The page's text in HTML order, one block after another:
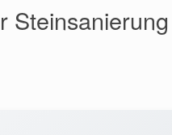
Steinsanierung